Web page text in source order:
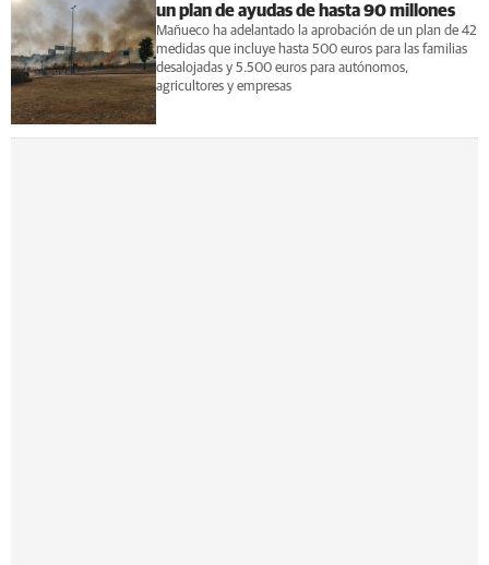
un plan de ayudas de hasta 90 millones
Mañueco ha adelantado la aprobación de un plan de 42
medidas que incluye hasta 500 euros para las familias
desalojadas y 5.500 euros para autónomos,
agricultores y empresas